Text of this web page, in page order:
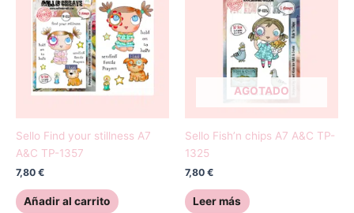
Sello Find your stillness A7
A&C TP-1357
7,80 €
Añadir al carrito
AGOTADO
Sello Fish’n chips A7 A&C TP-
1325
7,80 €
Leer más